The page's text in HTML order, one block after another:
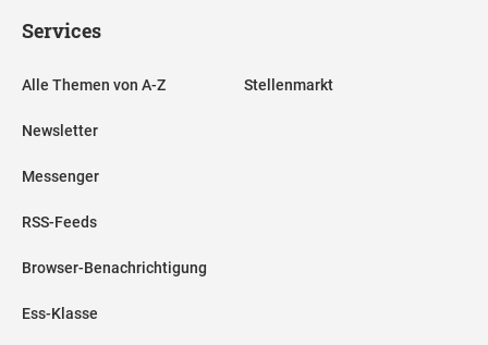
Services
Alle Themen von A-Z
Newsletter
Messenger
RSS-Feeds
Browser-Benachrichtigung
Ess-Klasse
Stellenmarkt